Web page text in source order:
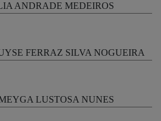
ANDRADE MEDEIROS
FERRAZ SILVA NOGUEIRA
LUSTOSA NUNES